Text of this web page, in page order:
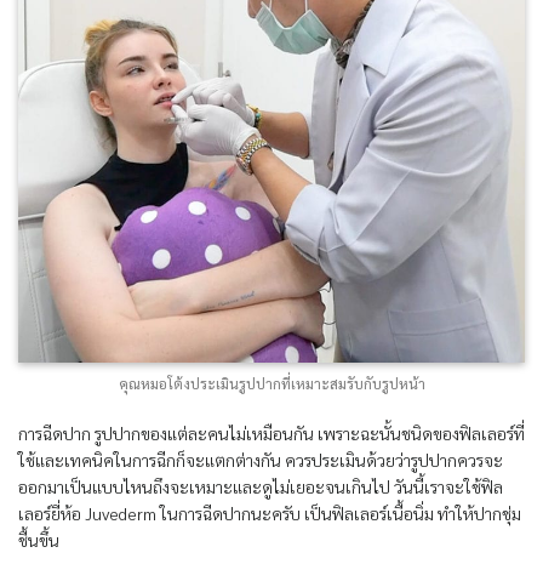
คุณหมอโต้งประเมินรูปปากที่เหมาะสมรับกับรูปหน้า
การฉีดปาก รูปปากของแต่ละคนไม่เหมือนกัน เพราะฉะนั้นชนิดของฟิลเลอร์ที่
ใช้และเทคนิคในการฉีกก็จะแตกต่างกัน ควรประเมินด้วยว่ารูปปากควรจะ
ออกมาเป็นแบบไหนถึงจะเหมาะและดูไม่เยอะจนเกินไป วันนี้เราจะใช้ฟิล
เลอร์ยี่ห้อ Juvederm ในการฉีดปากนะครับ เป็นฟิลเลอร์เนื้อนิ่ม ทำให้ปากชุ่ม
ชื้นขึ้น